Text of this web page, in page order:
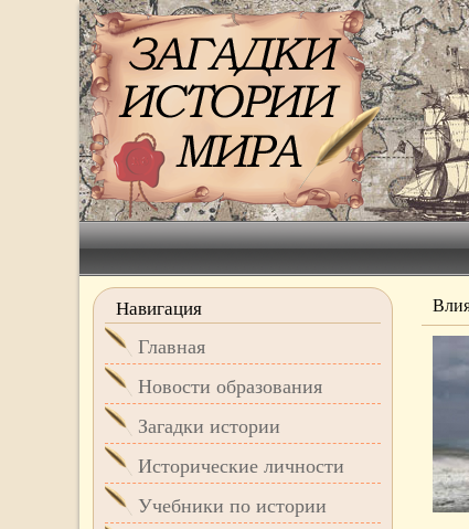
Навигация
Главная
Новости образования
Загадки истории
Исторические личности
Учебники по истории